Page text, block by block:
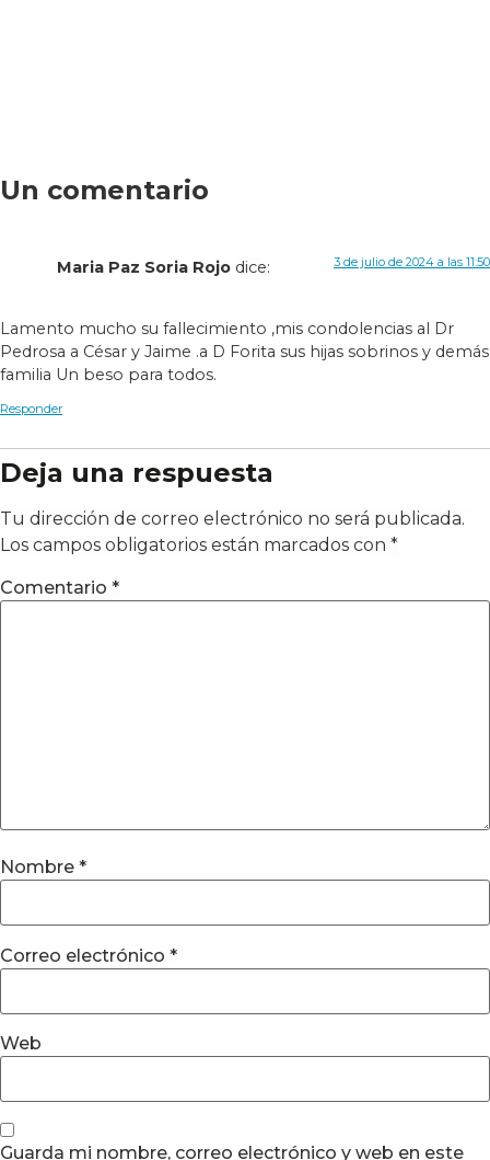
Un comentario
Maria Paz Soria Rojo dice: 3 de julio de 2024 a las 11:50
Lamento mucho su fallecimiento ,mis condolencias al Dr
Pedrosa a César y Jaime .a D Forita sus hijas sobrinos y demás
familia Un beso para todos.
Responder
Deja una respuesta
Tu dirección de correo electrónico no será publicada.
Los campos obligatorios están marcados con *
Comentario *
Nombre *
Correo electrónico *
Web
Guarda mi nombre, correo electrónico y web en este